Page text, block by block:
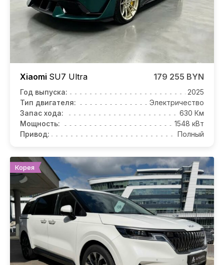
Xiaomi SU7 Ultra 179 255 BYN
Год выпуска:
2025
Тип двигателя:
Электричество
Запас хода:
630 Км
Мощность:
1548 кВт
Привод:
Полный
Корея